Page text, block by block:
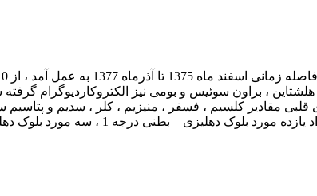
، براون سوئیس و بومی نیز الکتروکاردیوگرام